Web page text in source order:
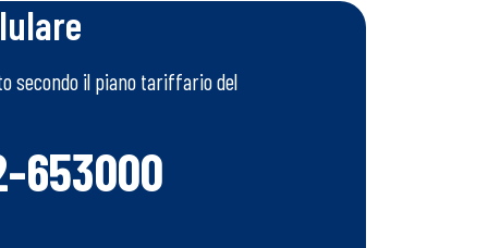
secondo il piano tariffario del
653000